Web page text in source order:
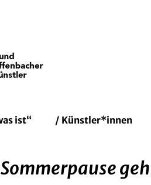
ist“ / Künstler*innen